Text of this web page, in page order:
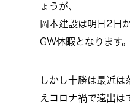
ょうが、
岡本建設は明日2日
GW休暇となります。
しかし十勝は最近は
えコロナ禍で遠出は